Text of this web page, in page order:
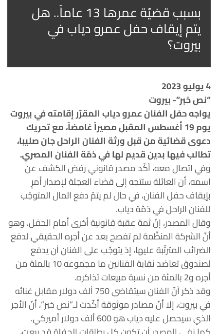
بسبب قضيّة عمرها 13 عاماً.. هل
يتم إيقاف حفل عمرو دياب في
بيروت؟
4 يوليو 2023
“نص خبر”- بيروت
يواجه حفل الفنان عمرو دياب المقرّر إقامته في بيروت
يوم 19 أغسطس المقبل مصيراً غامضاً، مع تحريك
دعوى قضائية من قبل ورثة الفنان الراحل جان صليبا،
تطالب فيها بدين قديم لها في ذمّة الفنان المصري.
وفي اتصال معه، أكّد مصدر قانوني رفض الكشف عن
اسمه، أن العائلة ستتجه إلى قضاء العجلة لإصدار أمرٍ
بإيقاف حفل الفنان، في حال لم يتمّ دفع المال المتوجّب
للفنان الراحل في ذمّة دياب.
وقال المصدر، إنّ ثمة عقبة قانونية أخرى أمام الحفل، وهو
أنّ الشركة المنظّمة لم تفصح بعد عن أجره الحقيقي لدفع
الضرائب المترتّبة عليها، إذ يتوجّب على الفنان أن يدفع
لصندوق تعاضد نقابة الفنانين ما مجموعه 10 بالمئة من
أجره و2 بالمئة من نسبة مبيعات تذاكره.
وقد ذكر أنّ الفنان سيتقاضى 750 ألف دولار مقابل غنائه
في بيروت، إلا أنّ مصادر موثوقة أكّدت لـ”نص خبر”، أنّ الأجر
الذي سيحصل عليه دياب هو 600 ألف دولار أميركي.